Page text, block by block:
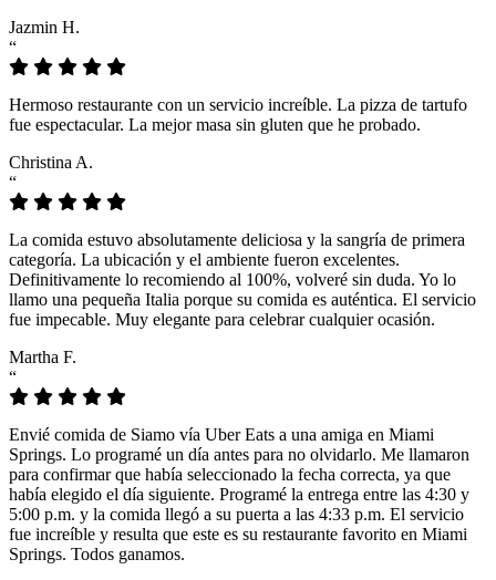
Jazmin H.
“
Hermoso restaurante con un servicio increíble. La pizza de tartufo
fue espectacular. La mejor masa sin gluten que he probado.
Christina A.
“
La comida estuvo absolutamente deliciosa y la sangría de primera
categoría. La ubicación y el ambiente fueron excelentes.
Definitivamente lo recomiendo al 100%, volveré sin duda. Yo lo
llamo una pequeña Italia porque su comida es auténtica. El servicio
fue impecable. Muy elegante para celebrar cualquier ocasión.
Martha F.
“
Envié comida de Siamo vía Uber Eats a una amiga en Miami
Springs. Lo programé un día antes para no olvidarlo. Me llamaron
para confirmar que había seleccionado la fecha correcta, ya que
había elegido el día siguiente. Programé la entrega entre las 4:30 y
5:00 p.m. y la comida llegó a su puerta a las 4:33 p.m. El servicio
fue increíble y resulta que este es su restaurante favorito en Miami
Springs. Todos ganamos.